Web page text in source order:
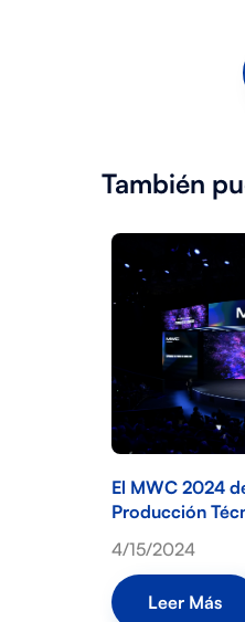
También
El MWC 2024
Producción
4/15/2024
Leer Más